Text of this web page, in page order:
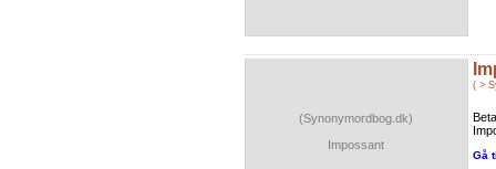
(Synonymordbog.dk)
Impossant
( >
Gå